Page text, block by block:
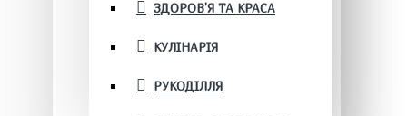
ЗДОРОВ'Я ТА КРАСА
КУЛІНАРІЯ
РУКОДІЛЛЯ